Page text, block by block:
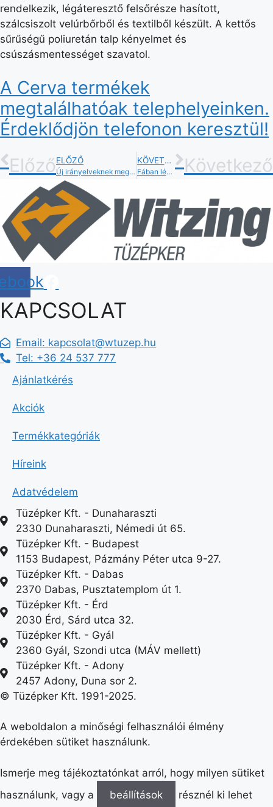
rendelkezik, légáteresztő felsőrésze hasított,
szálcsiszolt velúrbőrből és textilből készült. A kettős
sűrűségű poliuretán talp kényelmet és
csúszásmentességet szavatol.
A Cerva termékek
megtalálhatóak telephelyeinken.
Érdeklődjön telefonon keresztül!
ElőzőELŐZŐ
Új irányelveknek megfelelő lépcsőfeljáró profil
KÖVETKEZŐ
Fában lévő hibák javítása a Pattex Repair Express ragasztóval Következő
KAPCSOLAT
Email: kapcsolat@wtuzep.hu
Tel: +36 24 537 777
Ajánlatkérés
Akciók
Termékkategóriák
Híreink
Adatvédelem
Tüzépker Kft. - Dunaharaszti
2330 Dunaharaszti, Némedi út 65.
Tüzépker Kft. - Budapest
1153 Budapest, Pázmány Péter utca 9-27.
Tüzépker Kft. - Dabas
2370 Dabas, Pusztatemplom út 1.
Tüzépker Kft. - Érd
2030 Érd, Sárd utca 32.
Tüzépker Kft. - Gyál
2360 Gyál, Szondi utca (MÁV mellett)
Tüzépker Kft. - Adony
2457 Adony, Duna sor 2.
© Tüzépker Kft. 1991-2025.
A weboldalon a minőségi felhasználói élmény
érdekében sütiket használunk.
Ismerje meg tájékoztatónkat arról, hogy milyen sütiket
használunk, vagy a
beállítások résznél ki lehet